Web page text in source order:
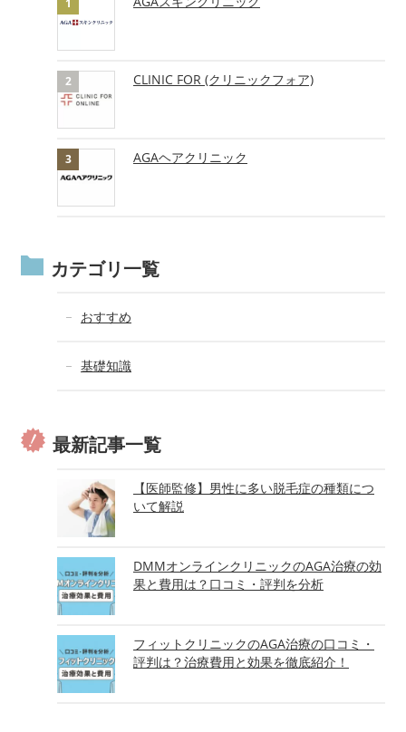
CLINIC FOR (クリニックフォア)
AGAヘアクリニック
カテゴリ一覧
おすすめ
基礎知識
最新記事一覧
【医師監修】男性に多い脱毛症の種類につ
いて解説
DMMオンラインクリニックのAGA治療の効
果と費用は？口コミ・評判を分析
フィットクリニックのAGA治療の口コミ・
評判は？治療費用と効果を徹底紹介！